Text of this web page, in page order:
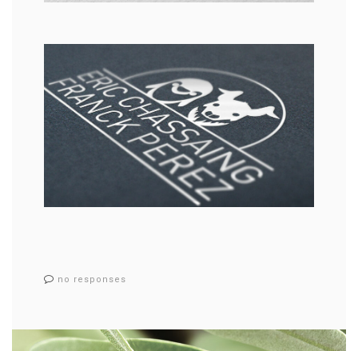
no responses